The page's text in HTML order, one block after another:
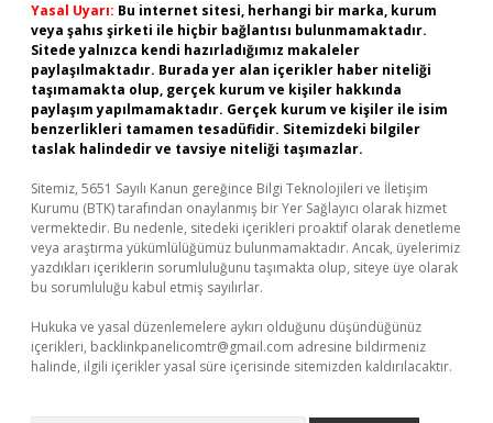
Yasal Uyarı: Bu internet sitesi, herhangi bir marka, kurum
veya şahıs şirketi ile hiçbir bağlantısı bulunmamaktadır.
Sitede yalnızca kendi hazırladığımız makaleler
paylaşılmaktadır. Burada yer alan içerikler haber niteliği
taşımamakta olup, gerçek kurum ve kişiler hakkında
paylaşım yapılmamaktadır. Gerçek kurum ve kişiler ile isim
benzerlikleri tamamen tesadüfidir. Sitemizdeki bilgiler
taslak halindedir ve tavsiye niteliği taşımazlar.
Sitemiz, 5651 Sayılı Kanun gereğince Bilgi Teknolojileri ve İletişim
Kurumu (BTK) tarafından onaylanmış bir Yer Sağlayıcı olarak hizmet
vermektedir. Bu nedenle, sitedeki içerikleri proaktif olarak denetleme
veya araştırma yükümlülüğümüz bulunmamaktadır. Ancak, üyelerimiz
yazdıkları içeriklerin sorumluluğunu taşımakta olup, siteye üye olarak
bu sorumluluğu kabul etmiş sayılırlar.
Hukuka ve yasal düzenlemelere aykırı olduğunu düşündüğünüz
içerikleri, backlinkpanelicomtr@gmail.com adresine bildirmeniz
halinde, ilgili içerikler yasal süre içerisinde sitemizden kaldırılacaktır.